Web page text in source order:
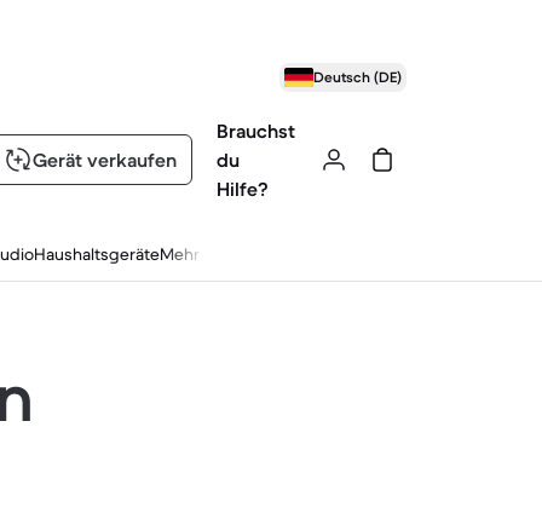
Deutsch (DE)
Gerät verkaufen
Brauchst
du
Hilfe?
HaushaltsgeräteMehr